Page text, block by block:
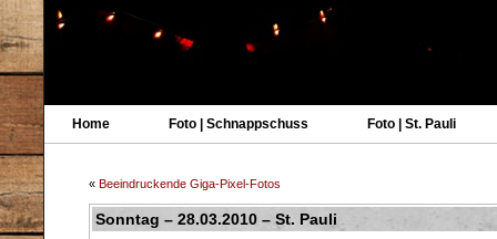
Home Foto | Schnappschuss Foto | St. Pauli
« Beeindruckende Giga-Pixel-Fotos
Sonntag – 28.03.2010 – St. Pauli